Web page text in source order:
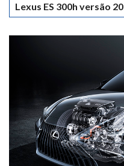
Lexus ES 300h versão